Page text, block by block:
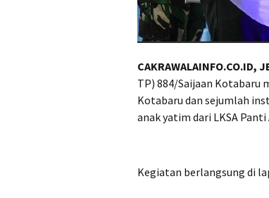
CAKRAWALAINFO.CO.ID,
TP) 884/Saijaan Kotabaru
Kotabaru dan sejumlah
anak yatim dari LKSA
Kegiatan berlangsung di